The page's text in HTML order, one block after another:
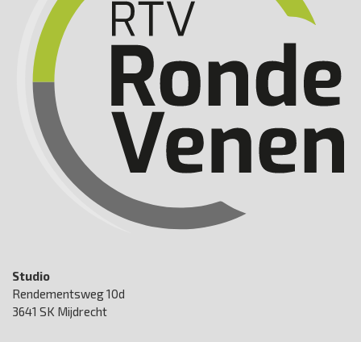
Studio
Rendementsweg 10d
3641 SK Mijdrecht